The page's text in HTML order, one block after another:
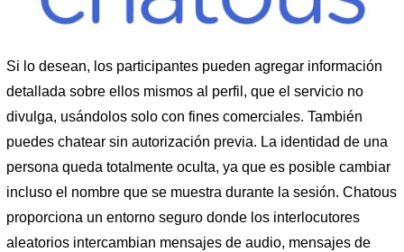
Si lo desean, los participantes pueden agregar información
detallada sobre ellos mismos al perfil, que el servicio no
divulga, usándolos solo con fines comerciales. También
puedes chatear sin autorización previa. La identidad de una
persona queda totalmente oculta, ya que es posible cambiar
incluso el nombre que se muestra durante la sesión. Chatous
proporciona un entorno seguro donde los interlocutores
aleatorios intercambian mensajes de audio, mensajes de